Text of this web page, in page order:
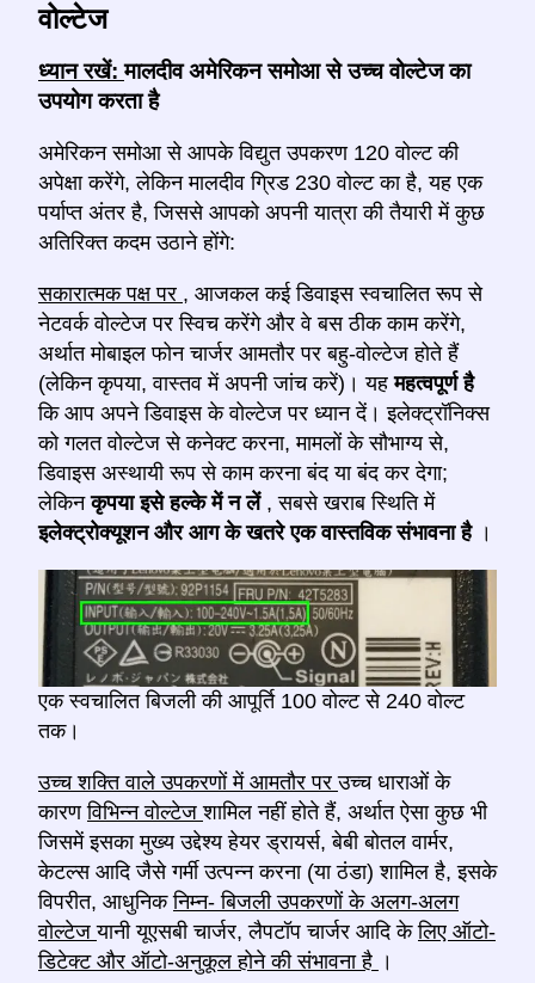
वोल्टेज
ध्यान रखें:मालदीव अमेरिकन समोआ से उच्च वोल्टेज का
उपयोग करता है
अमेरिकन समोआ से आपके विद्युत उपकरण 120 वोल्ट की
अपेक्षा करेंगे, लेकिन मालदीव ग्रिड 230 वोल्ट का है, यह एक
पर्याप्त अंतर है, जिससे आपको अपनी यात्रा की तैयारी में कुछ
अतिरिक्त कदम उठाने होंगे:
सकारात्मक पक्ष पर , आजकल कई डिवाइस स्वचालित रूप से
नेटवर्क वोल्टेज पर स्विच करेंगे और वे बस ठीक काम करेंगे,
अर्थात मोबाइल फोन चार्जर आमतौर पर बहु-वोल्टेज होते हैं
(लेकिन कृपया, वास्तव में अपनी जांच करें)। यहमहत्वपूर्ण है
कि आप अपने डिवाइस के वोल्टेज पर ध्यान दें। इलेक्ट्रॉनिक्स
को गलत वोल्टेज से कनेक्ट करना, मामलों के सौभाग्य से,
डिवाइस अस्थायी रूप से काम करना बंद या बंद कर देगा;
लेकिनकृपया इसे हल्के में न लें , सबसे खराब स्थिति में
इलेक्ट्रोक्यूशन और आग के खतरे एक वास्तविक संभावना है ।
एक स्वचालित बिजली की आपूर्ति 100 वोल्ट से 240 वोल्ट
तक।
उच्च शक्ति वाले उपकरणों में आमतौर परउच्च धाराओं के
कारणविभिन्न वोल्टेजशामिल नहीं होते हैं, अर्थात ऐसा कुछ भी
जिसमें इसका मुख्य उद्देश्य हेयर ड्रायर्स, बेबी बोतल वार्मर,
केटल्स आदि जैसे गर्मी उत्पन्न करना (या ठंडा) शामिल है, इसके
विपरीत, आधुनिकनिम्न- बिजली उपकरणों के अलग-अलग
वोल्टेजयानी यूएसबी चार्जर, लैपटॉप चार्जर आदि केलिए ऑटो-
डिटेक्ट और ऑटो-अनुकूल होने की संभावना है ।